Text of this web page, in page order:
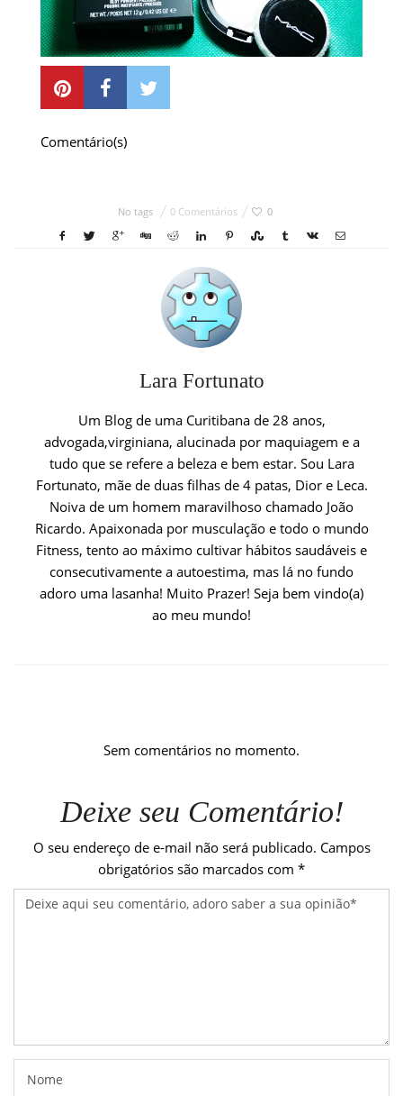
Comentário(s)
No tags 0 Comentários 0
Lara Fortunato
Um Blog de uma Curitibana de 28 anos,
advogada,virginiana, alucinada por maquiagem e a
tudo que se refere a beleza e bem estar. Sou Lara
Fortunato, mãe de duas filhas de 4 patas, Dior e Leca.
Noiva de um homem maravilhoso chamado João
Ricardo. Apaixonada por musculação e todo o mundo
Fitness, tento ao máximo cultivar hábitos saudáveis e
consecutivamente a autoestima, mas lá no fundo
adoro uma lasanha! Muito Prazer! Seja bem vindo(a)
ao meu mundo!
Sem comentários no momento.
Deixe seu Comentário!
O seu endereço de e-mail não será publicado. Campos
obrigatórios são marcados com *